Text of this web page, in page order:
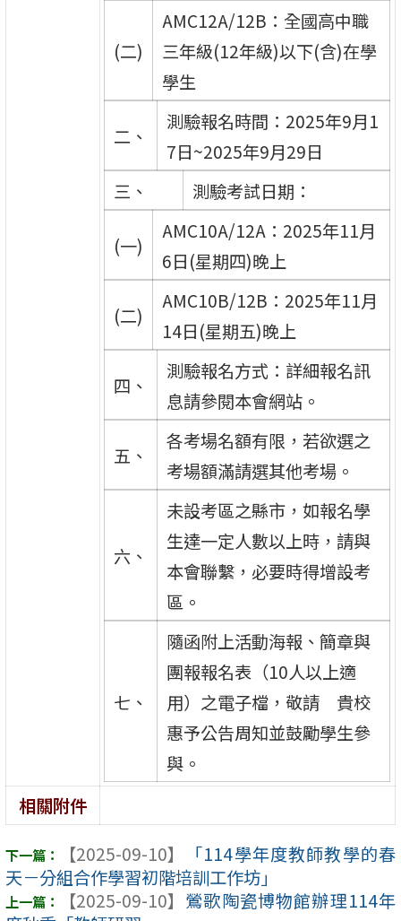
(二)
AMC12A/12B：全國高中職
三年級(12年級)以下(含)在學
學生
二、
測驗報名時間：2025年9月1
7日~2025年9月29日
三、
測驗考試日期：
(一)
AMC10A/12A：2025年11月
6日(星期四)晚上
(二)
AMC10B/12B：2025年11月
14日(星期五)晚上
四、
測驗報名方式：詳細報名訊
息請參閱本會網站。
五、
各考場名額有限，若欲選之
考場額滿請選其他考場。
六、
未設考區之縣市，如報名學
生達一定人數以上時，請與
本會聯繫，必要時得增設考
區。
七、
隨函附上活動海報、簡章與
團報報名表（10人以上適
用）之電子檔，敬請 貴校
惠予公告周知並鼓勵學生參
與。
相關附件
【2025-09-10】
「114學年度教師教學的春
天－分組合作學習初階培訓工作坊」
【2025-09-10】 鶯歌陶瓷博物館辦理114年